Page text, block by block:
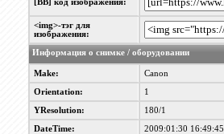
[BB] код изображения:
<img>-тэг для
изображения:
Информация о снимке / оборудовании
Make: Canon
Orientation: 1
YResolution: 180/1
DateTime: 2009:01:30 16:49:45